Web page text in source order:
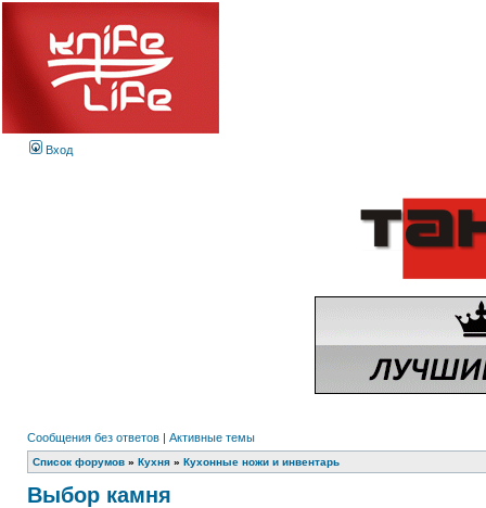
Вход
Сообщения без ответов | Активные темы
Список форумов » Кухня » Кухонные ножи и инвентарь
Выбор камня